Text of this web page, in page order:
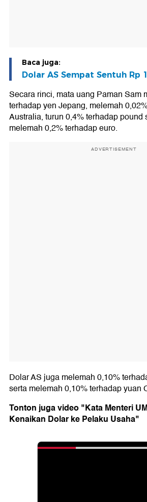
Baca juga:
Dolar AS Sempat Sentuh Rp
Secara rinci, mata uang Paman Sam
terhadap yen Jepang, melemah
Australia, turun 0,4% terhadap pound
melemah 0,2% terhadap euro.
ADVERTISEMENT
Dolar AS juga melemah 0,10%
serta melemah 0,10% terhadap yuan
Tonton juga video "Kata Menteri
Kenaikan Dolar ke Pelaku Usaha"